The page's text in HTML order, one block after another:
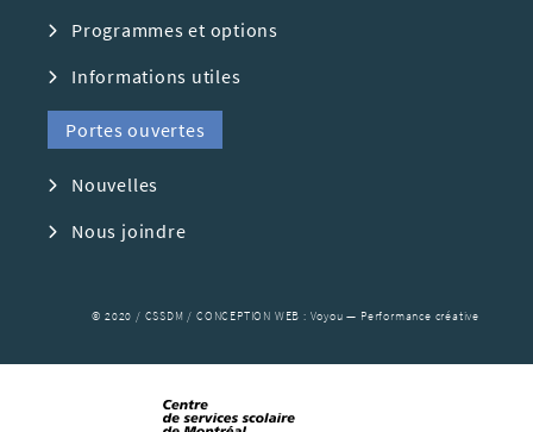
Programmes et options
Informations utiles
Portes ouvertes
Nouvelles
Nous joindre
© 2020 / CSSDM / CONCEPTION WEB : Voyou — Performance créative